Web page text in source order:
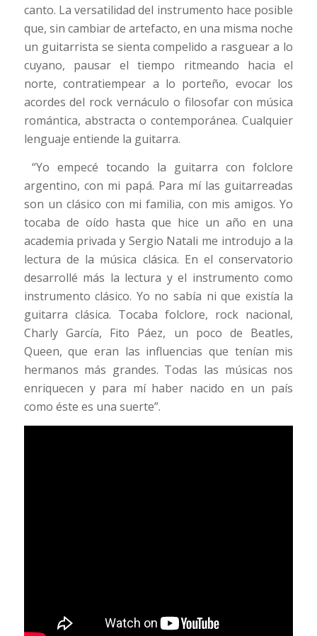
canto. La versatilidad del instrumento hace posible
que, sin cambiar de artefacto, en una misma noche
un guitarrista se sienta compelido a rasguear a lo
cuyano, pausar el tiempo ritmeando hacia el
norte, contratiempear a lo porteño, evocar los
acordes del rock vernáculo o filosofar con música
romántica, abstracta o contemporánea. Cualquier
lenguaje entiende la guitarra.
“Yo empecé tocando la guitarra con folclore
argentino, con mi papá. Para mí las guitarreadas
son un clásico con mi familia, con mis amigos. Yo
tocaba de oído hasta que hice un año en una
academia privada y Sergio Natali me introdujo a la
lectura de la música clásica. En el conservatorio
desarrollé más la lectura y el instrumento como
instrumento clásico. Yo no sabía ni que existía la
guitarra clásica. Tocaba folclore, rock nacional,
Charly García, Fito Páez, un poco de Beatles,
Queen, que eran las influencias que tenían mis
hermanos más grandes. Todas las músicas nos
enriquecen y para mí haber nacido en un país
como éste es una suerte”.